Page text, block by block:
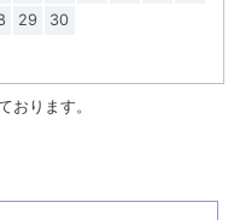
29 30
おります。